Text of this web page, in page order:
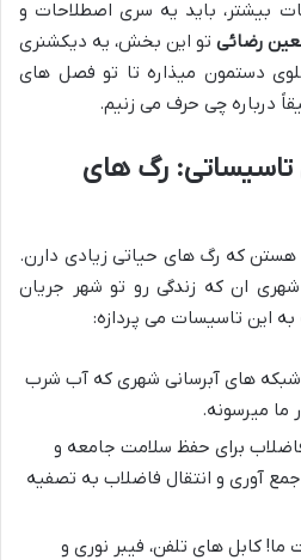
بیشتر، باید یه سری اصطلاحات و
رضائی تو این بخش، یه دیکشنری
دستمون میذاره تا تو فصل های
درباره چی حرف می زنیم.
رگ های
که رگ های حیاتی زیادی دارن.
ان که زندگی رو تو شهر جریان
این تاسیسات می پردازه:
شبکه های آبرسانی شهری که آب شرب
ما میرسونه.
برای حفظ سلامت جامعه و
آوری و انتقال فاضلاب به تصفیه
ما! کابل های تلفن، فیبر نوری و